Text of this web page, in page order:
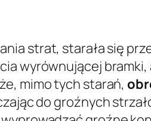
strat, starała się
wyrównującej
mimo tych starań,
do groźnych